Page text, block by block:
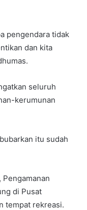
pengendara tidak
dan kita
seluruh
kerumunan
itu sudah
Pengamanan
di Pusat
tempat rekreasi.